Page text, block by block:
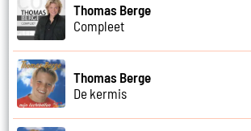
Thomas Berge
Compleet
Thomas Berge
De kermis